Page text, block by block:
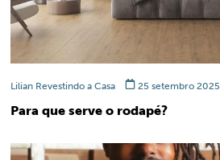
Lilian Revestindo a Casa 25 setembro 2025
Para que serve o rodapé?